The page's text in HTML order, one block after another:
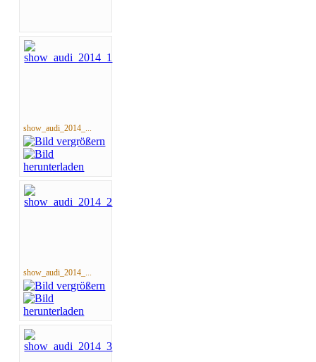
show_audi_2014_...
show_audi_2014_...